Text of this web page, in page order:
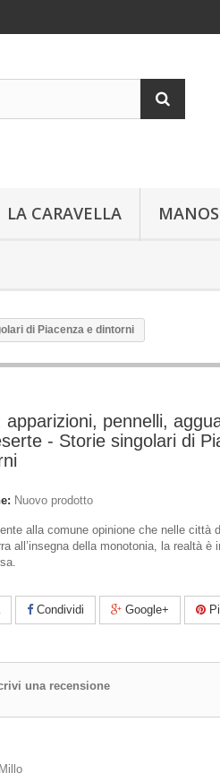
LA CARAVELLA
di Piacenza e dintorni
apparizioni, pennelli,
- Storie singolari di
Nuovo prodotto
alla comune opinione che nelle città
all’insegna della monotonia, la realtà è
Condividi Google+
una recensione